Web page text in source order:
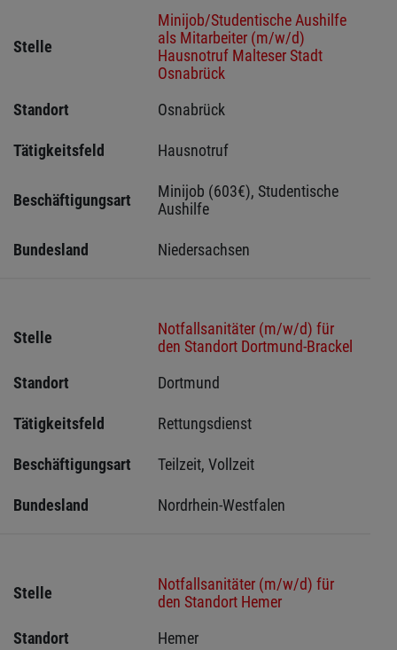
Stelle
Minijob/Studentische Aushilfe
als Mitarbeiter (m/w/d)
Hausnotruf Malteser Stadt
Osnabrück
Standort
Osnabrück
Tätigkeitsfeld Hausnotruf
Beschäftigungsart
Minijob (603€), Studentische
Aushilfe
Bundesland Niedersachsen
Stelle
Notfallsanitäter (m/w/d) für
den Standort Dortmund-Brackel
Standort
Dortmund
Tätigkeitsfeld Rettungsdienst
Beschäftigungsart Teilzeit, Vollzeit
Bundesland Nordrhein-Westfalen
Stelle
Notfallsanitäter (m/w/d) für
den Standort Hemer
Standort
Hemer